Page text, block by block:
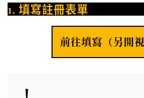
1. 填寫註冊表單
前往填寫（另開視